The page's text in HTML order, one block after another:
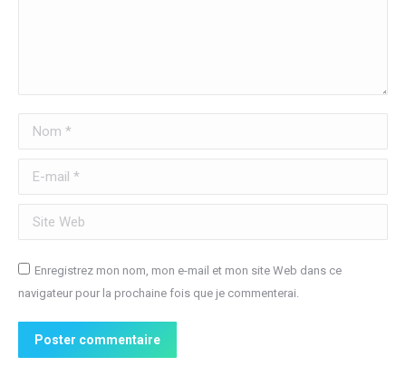
Nom *
E-mail *
Site Web
Enregistrez mon nom, mon e-mail et mon site Web dans ce
navigateur pour la prochaine fois que je commenterai.
Poster commentaire